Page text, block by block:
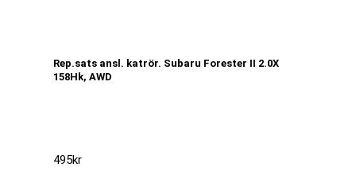
Rep.sats ansl. katrör. Subaru Forester II 2.0X
158Hk, AWD
495kr